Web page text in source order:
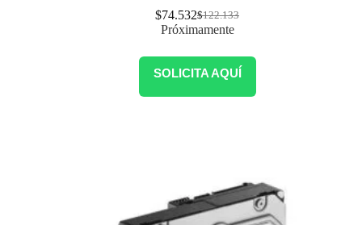
$122.133
$74.532
Próximamente
SOLICITA AQUÍ